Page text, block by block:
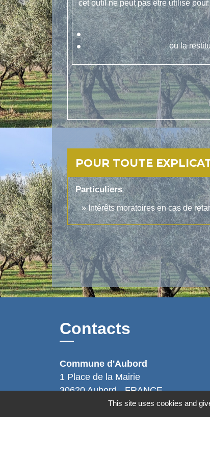
cet outil ne peut pas être utilisé
ou la
POUR TOUTE
Particuliers
Intérêts moratoires en cas de
Contacts
Commune d'Aubord
1 Place de la Mairie
30620 Aubord - FRANCE
+33 4 66 71 12 65
Contact par formulaire
This site uses cookies and